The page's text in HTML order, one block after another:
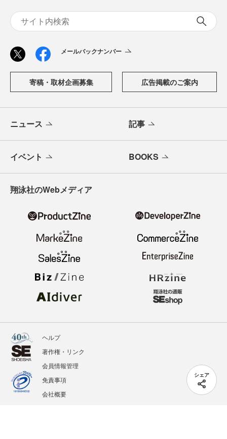
シェア
メールバックナンバー
寄稿・取材企画募集 広告掲載のご案内
ニュース 記事
イベント BOOKS
翔泳社のWebメディア
ヘルプ
著作権・リンク
会員情報管理
免責事項
会社概要